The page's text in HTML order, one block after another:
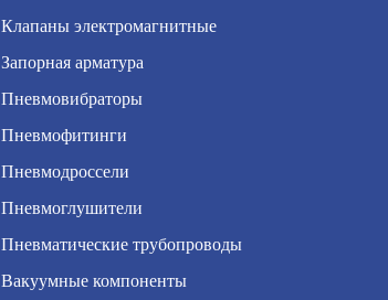
Клапаны электромагнитные
Запорная арматура
Пневмовибраторы
Пневмофитинги
Пневмодроссели
Пневмоглушители
Пневматические трубопроводы
Вакуумные компоненты